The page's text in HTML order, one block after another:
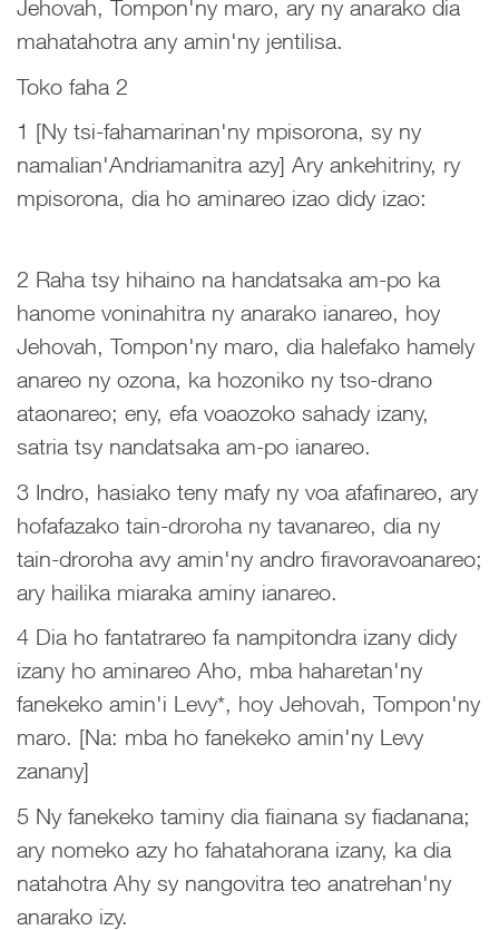
Jehovah, Tompon'ny maro, ary ny anarako dia
mahatahotra any amin'ny jentilisa.
Toko faha 2
1 [Ny tsi-fahamarinan'ny mpisorona, sy ny
namalian'Andriamanitra azy] Ary ankehitriny, ry
mpisorona, dia ho aminareo izao didy izao:
2 Raha tsy hihaino na handatsaka am-po ka
hanome voninahitra ny anarako ianareo, hoy
Jehovah, Tompon'ny maro, dia halefako hamely
anareo ny ozona, ka hozoniko ny tso-drano
ataonareo; eny, efa voaozoko sahady izany,
satria tsy nandatsaka am-po ianareo.
3 Indro, hasiako teny mafy ny voa afafinareo, ary
hofafazako tain-droroha ny tavanareo, dia ny
tain-droroha avy amin'ny andro firavoravoanareo;
ary hailika miaraka aminy ianareo.
4 Dia ho fantatrareo fa nampitondra izany didy
izany ho aminareo Aho, mba haharetan'ny
fanekeko amin'i Levy*, hoy Jehovah, Tompon'ny
maro. [Na: mba ho fanekeko amin'ny Levy
zanany]
5 Ny fanekeko taminy dia fiainana sy fiadanana;
ary nomeko azy ho fahatahorana izany, ka dia
natahotra Ahy sy nangovitra teo anatrehan'ny
anarako izy.